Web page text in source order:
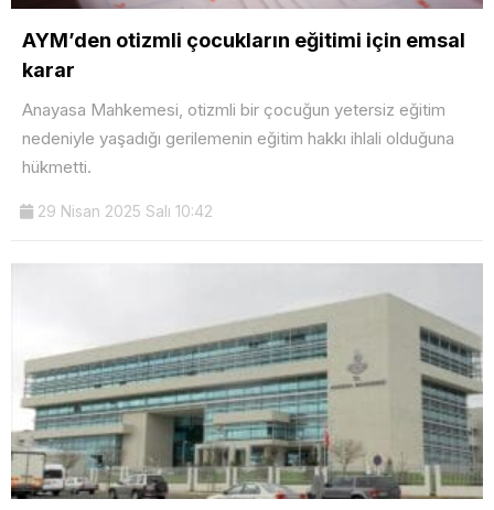
AYM’den otizmli çocukların eğitimi için emsal
karar
Anayasa Mahkemesi, otizmli bir çocuğun yetersiz eğitim
nedeniyle yaşadığı gerilemenin eğitim hakkı ihlali olduğuna
hükmetti.
29 Nisan 2025 Salı 10:42